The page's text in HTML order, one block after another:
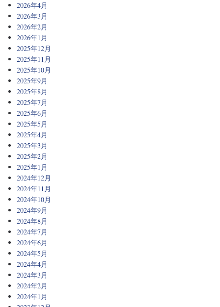
2026年4月
2026年3月
2026年2月
2026年1月
2025年12月
2025年11月
2025年10月
2025年9月
2025年8月
2025年7月
2025年6月
2025年5月
2025年4月
2025年3月
2025年2月
2025年1月
2024年12月
2024年11月
2024年10月
2024年9月
2024年8月
2024年7月
2024年6月
2024年5月
2024年4月
2024年3月
2024年2月
2024年1月